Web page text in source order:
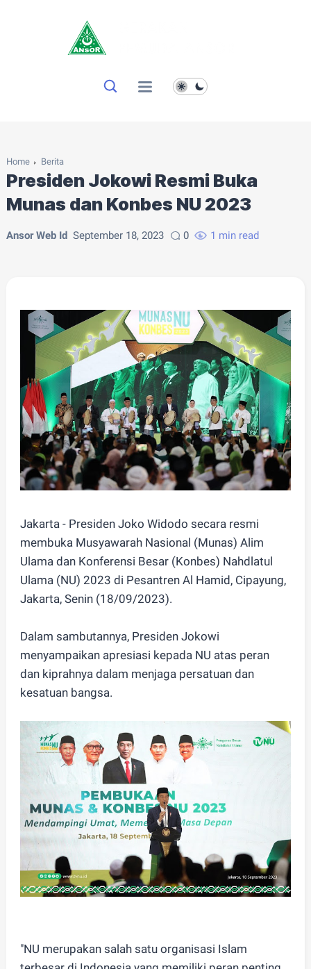
Home Berita
Presiden Jokowi Resmi Buka
Munas dan Konbes NU 2023
Ansor Web Id September 18, 2023 0 1 min read
Jakarta - Presiden Joko Widodo secara resmi
membuka Musyawarah Nasional (Munas) Alim
Ulama dan Konferensi Besar (Konbes) Nahdlatul
Ulama (NU) 2023 di Pesantren Al Hamid, Cipayung,
Jakarta, Senin (18/09/2023).
Dalam sambutannya, Presiden Jokowi
menyampaikan apresiasi kepada NU atas peran
dan kiprahnya dalam menjaga persatuan dan
kesatuan bangsa.
"NU merupakan salah satu organisasi Islam